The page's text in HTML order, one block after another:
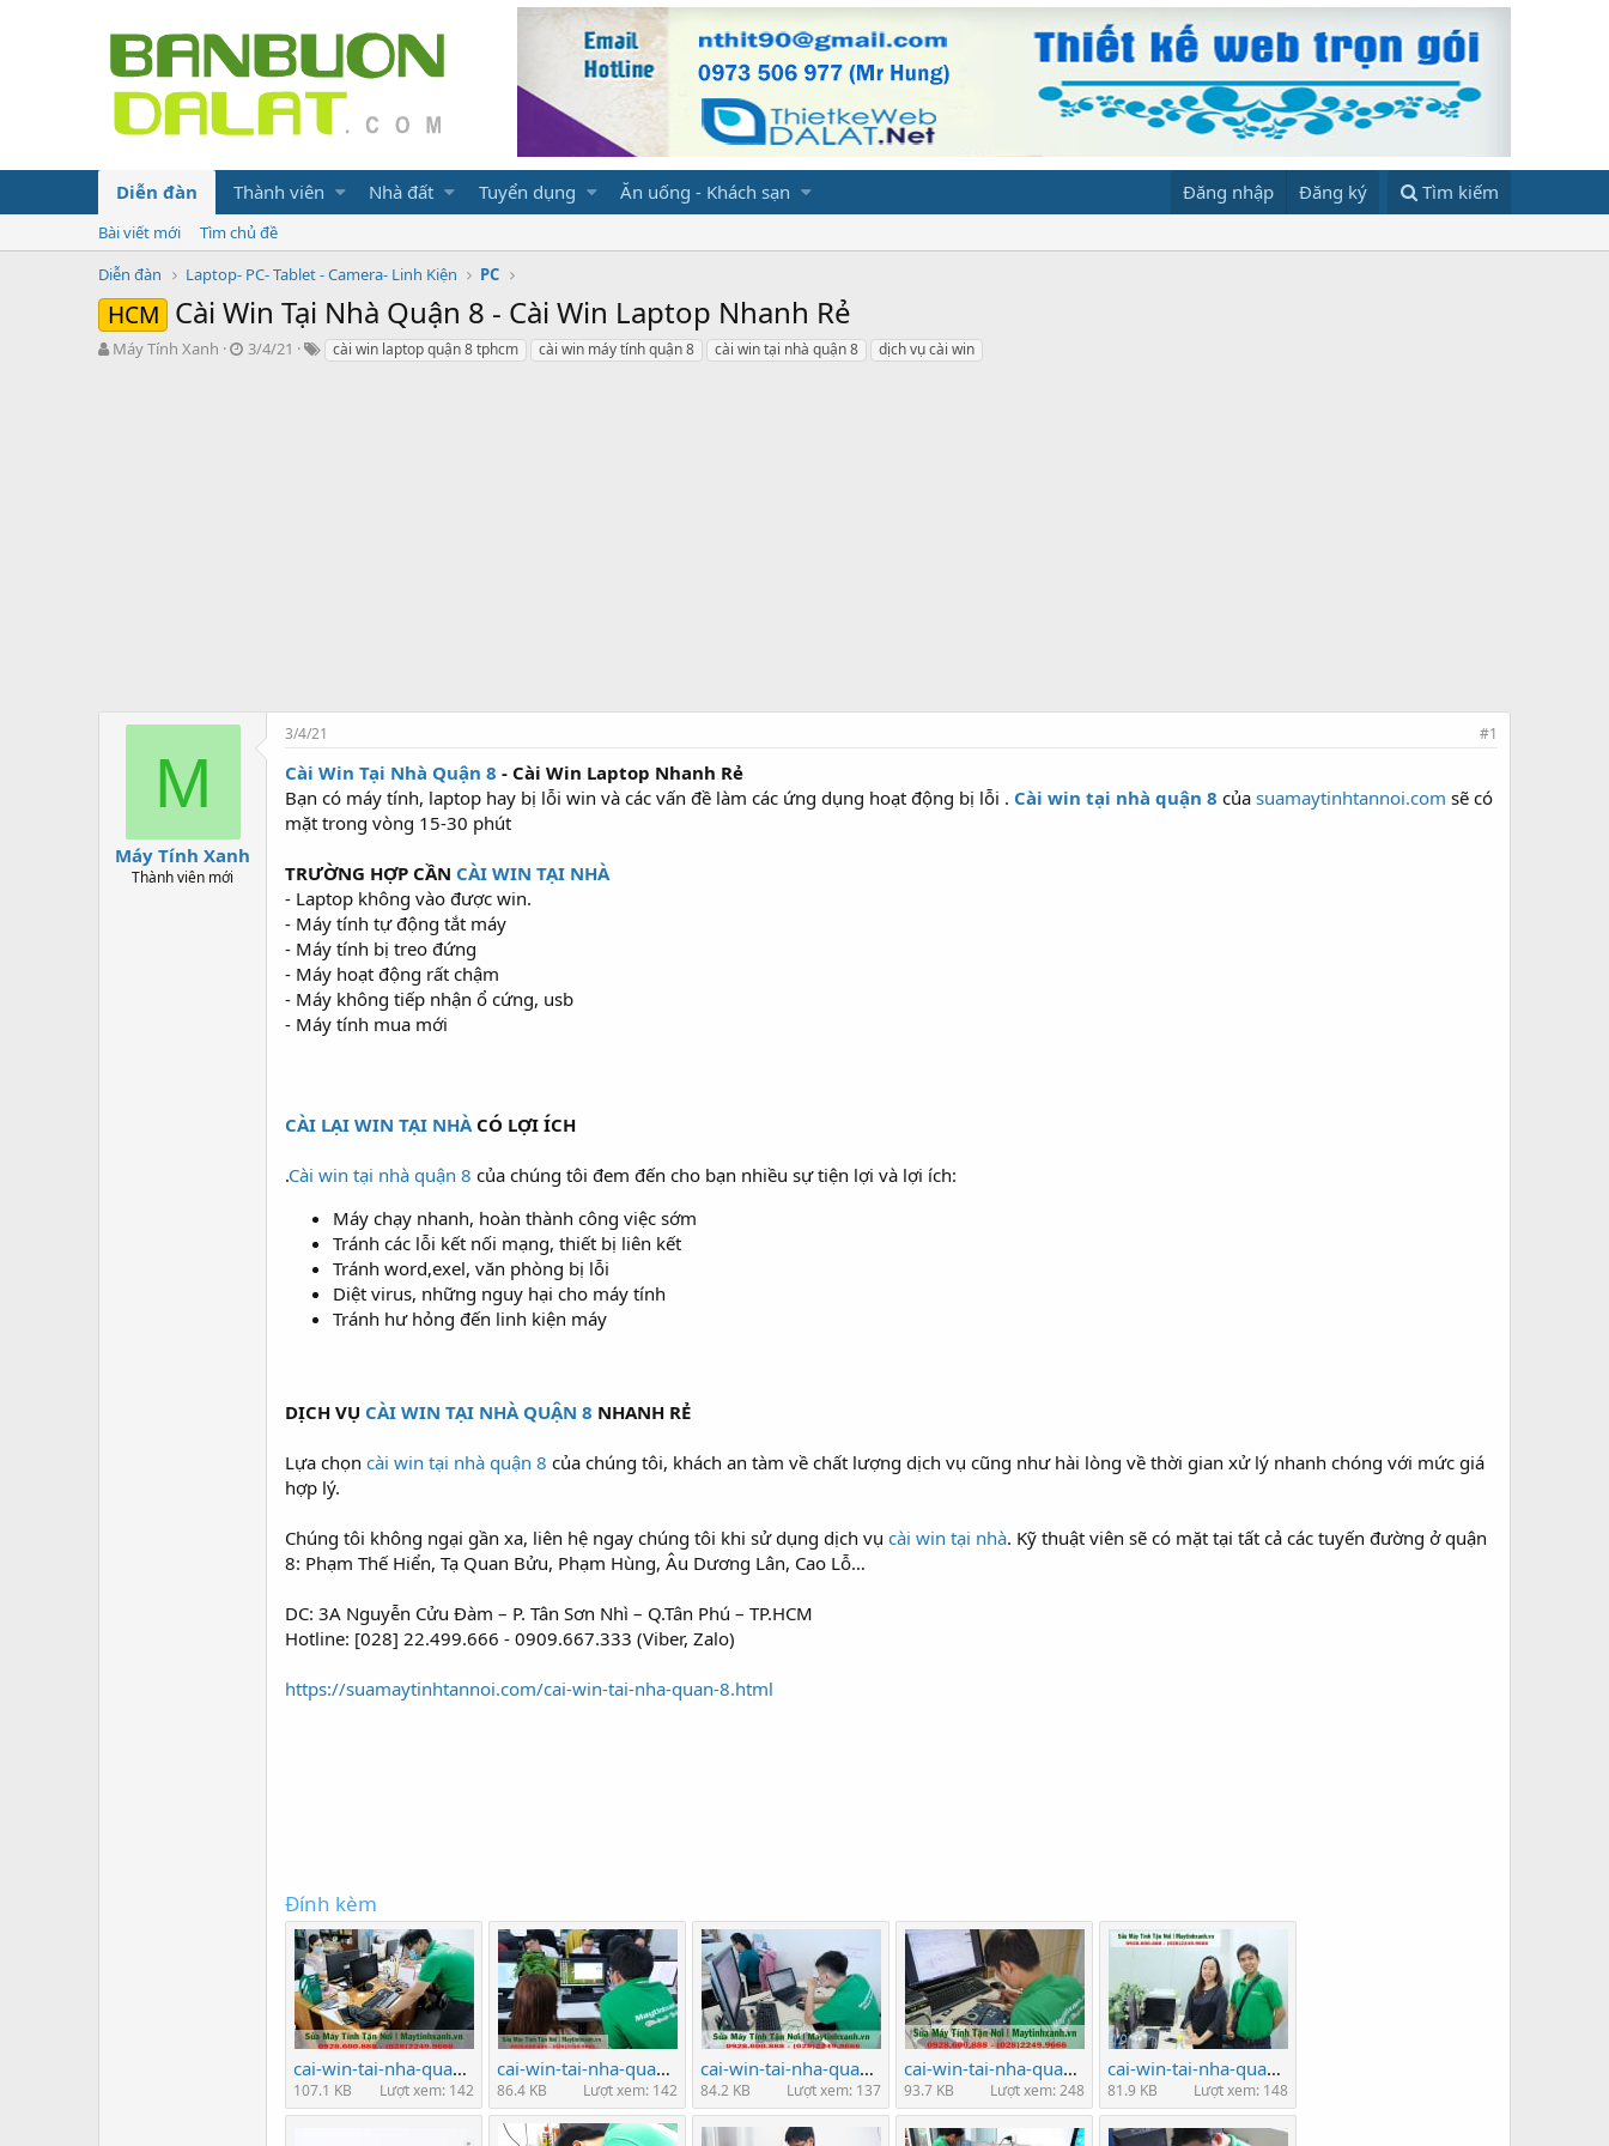
Diễn đàn Thành viên Nhà đất Tuyển dụng Ăn uống - Khách sạn Đăng nhập Đăng ký Tìm kiếm
Bài viết mới
Tìm chủ đề
Diễn đàn
Laptop- PC- Tablet - Camera- Linh Kiện PC
HCM Cài Win Tại Nhà Quận 8 - Cài Win Laptop Nhanh Rẻ
N
Máy Tính Xanh
N
3/4/21
Tcài win laptop quận 8 tphcm cài win máy tính quận 8 cài win tại nhà quận 8 dịch vụ cài win
M
Máy Tính Xanh
Thành viên mới
3/4/21 #1
Cài Win Tại Nhà Quận 8 - Cài Win Laptop Nhanh Rẻ
Bạn có máy tính, laptop hay bị lỗi win và các vấn đề làm các ứng dụng hoạt động bị lỗi . Cài win tại nhà quận 8 của suamaytinhtannoi.com sẽ có
mặt trong vòng 15-30 phút
TRƯỜNG HỢP CẦN CÀI WIN TẠI NHÀ
- Laptop không vào được win.
- Máy tính tự động tắt máy
- Máy tính bị treo đứng
- Máy hoạt động rất chậm
- Máy không tiếp nhận ổ cứng, usb
- Máy tính mua mới
CÀI LẠI WIN TẠI NHÀCÓ LỢI ÍCH
.Cài win tại nhà quận 8 của chúng tôi đem đến cho bạn nhiều sự tiện lợi và lợi ích:
Máy chạy nhanh, hoàn thành công việc sớm
Tránh các lỗi kết nối mạng, thiết bị liên kết
Tránh word,exel, văn phòng bị lỗi
Diệt virus, những nguy hại cho máy tính
Tránh hư hỏng đến linh kiện máy
DỊCH VỤ CÀI WIN TẠI NHÀ QUẬN 8 NHANH RẺ
Lựa chọn cài win tại nhà quận 8 của chúng tôi, khách an tàm về chất lượng dịch vụ cũng như hài lòng về thời gian xử lý nhanh chóng với mức giá
hợp lý.
Chúng tôi không ngại gần xa, liên hệ ngay chúng tôi khi sử dụng dịch vụ cài win tại nhà. Kỹ thuật viên sẽ có mặt tại tất cả các tuyến đường ở quận
8: Phạm Thế Hiển, Tạ Quan Bửu, Phạm Hùng, Âu Dương Lân, Cao Lỗ…
DC: 3A Nguyễn Cửu Đàm – P. Tân Sơn Nhì – Q.Tân Phú – TP.HCM
Hotline: [028] 22.499.666 - 0909.667.333 (Viber, Zalo)
https://suamaytinhtannoi.com/cai-win-tai-nha-quan-8.html
Đính kèm
cai-win-tai-nha-quan-8-tphcm-nhanh-re-9-10-11-12-go-vap.jpg
107.1 KB Lượt xem: 142
cai-win-tai-nha-quan-8-tphcm-binh-tan-nhanh-re-4-5-7.jpg
86.4 KB Lượt xem: 142
cai-win-tai-nha-quan-8-tphcm-phu-nhuan-binh-thanh-gia-re-tan-noi-3.jpg
84.2 KB Lượt xem: 137
cai-win-tai-nha-quan-8-tphcm-sua-laprop-gia-re.jpg
93.7 KB Lượt xem: 248
cai-win-tai-nha-quan-12-tphcm-11-10-9-8-7-6.jpg
81.9 KB Lượt xem: 148